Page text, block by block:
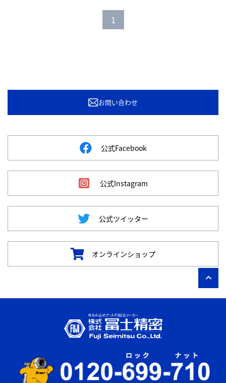
1
お問い合わせ
公式Facebook
公式Instagram
公式ツイッター
オンラインショップ